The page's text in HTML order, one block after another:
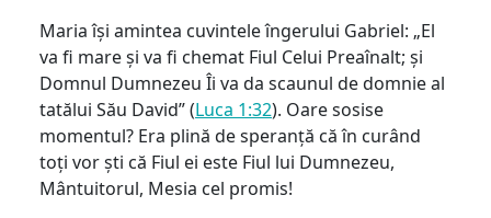
Maria își amintea cuvintele îngerului Gabriel: „El
va fi mare și va fi chemat Fiul Celui Preaînalt; și
Domnul Dumnezeu Îi va da scaunul de domnie al
tatălui Său David” (Luca 1:32). Oare sosise
momentul? Era plină de speranță că în curând
toți vor ști că Fiul ei este Fiul lui Dumnezeu,
Mântuitorul, Mesia cel promis!